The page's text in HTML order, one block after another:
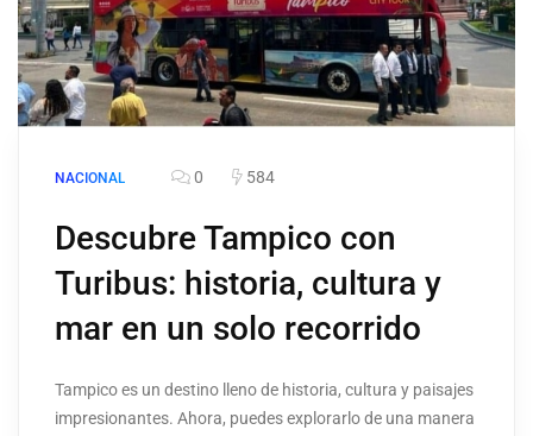
NACIONAL 0 584
Descubre Tampico con
Turibus: historia, cultura y
mar en un solo recorrido
Tampico es un destino lleno de historia, cultura y paisajes
impresionantes. Ahora, puedes explorarlo de una manera